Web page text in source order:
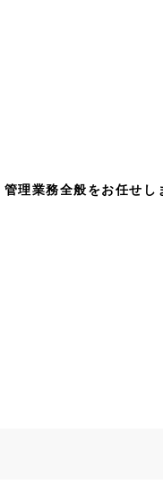
理業務全般をお任せし